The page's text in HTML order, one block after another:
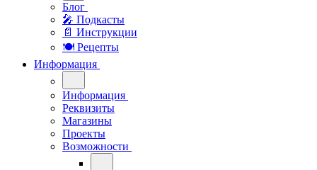
Блог
🎤︎︎ Подкасты
📄 Инструкции
🍽 Рецепты
Информация
Информация
Реквизиты
Магазины
Проекты
Возможности